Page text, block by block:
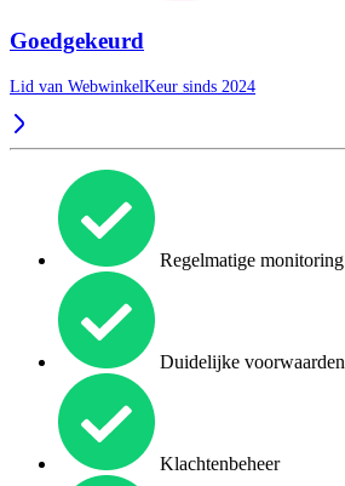
Goedgekeurd
Lid van WebwinkelKeur sinds 2024
Regelmatige monitoring
Duidelijke voorwaarden
Klachtenbeheer